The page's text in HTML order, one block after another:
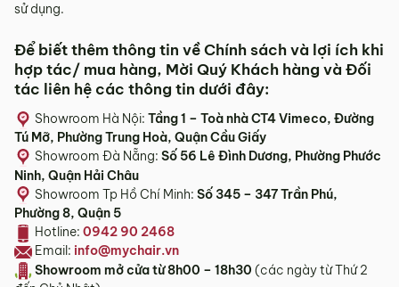
sử dụng.
Để biết thêm thông tin về Chính sách và lợi ích khi
hợp tác/ mua hàng, Mời Quý Khách hàng và Đối
tác liên hệ các thông tin dưới đây:
Showroom Hà Nội: Tầng 1 – Toà nhà CT4 Vimeco, Đường
Tú Mỡ, Phường Trung Hoà, Quận Cầu Giấy
Showroom Đà Nẵng: Số 56 Lê Đình Dương, Phường Phước
Ninh, Quận Hải Châu
Showroom Tp Hồ Chí Minh: Số 345 – 347 Trần Phú,
Phường 8, Quận 5
Hotline: 0942 90 2468
Email: info@mychair.vn
Showroom mở cửa từ 8h00 – 18h30 (các ngày từ Thứ 2
* Trường hợp khách hàng đổi trả sản phẩm mà chúng tôi
mẫu sản phẩm khác ưng ý thì Quý khách sẽ được hoàn tiền
đúng với số tiền đã mua sản phẩm hoặc Quý khách tiến hành
đặt hàng sản xuất theo yêu cầu.
4.2. Các trường hợp không được đổi trả sản
phẩm
Sản phẩm đã qua sử dụng, sản phẩm có dấu hiệu chỉnh sửa
hoặc tự ý sửa chữa mà không có sự đồng ý của nhà sản
xuất.
Sản phẩm sau khi đã được giao hàng, nhận hàng, Quý
khách kiểm tra hàng không có bất kỳ lỗi sản phẩm nào và
đã ký vào biên bản nghiệm thu.